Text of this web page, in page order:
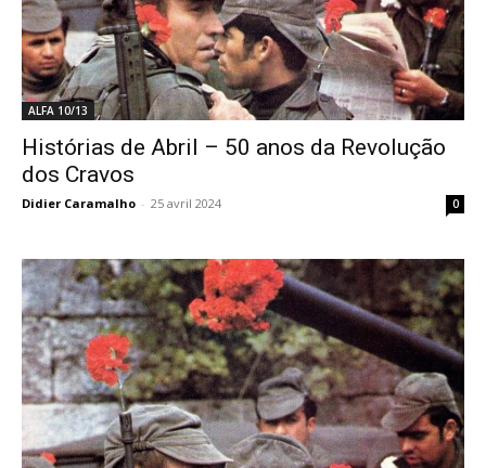
ALFA 10/13
Histórias de Abril – 50 anos da Revolução
dos Cravos
Didier Caramalho - 25 avril 2024 0